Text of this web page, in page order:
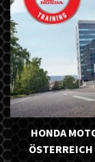
HONDA